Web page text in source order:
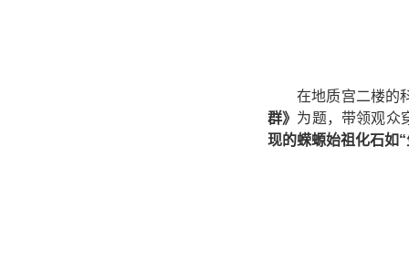
在地质宫二楼的
群》 为题，带领观众
现的蝾螈始祖化石如